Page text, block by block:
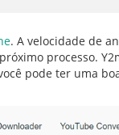
. A velocidade de
processo.
pode ter uma